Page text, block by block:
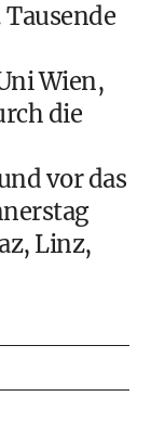
Wien,
die
vor das
Linz,